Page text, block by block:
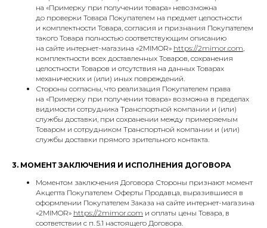
на «Примерку при получении товара» невозможна
до проверки Товара Покупателем на предмет целостности
и комплектности Товара, согласия и признания Покупателем
такого Товара полностью соответствующим описанию
на сайте интернет-магазина «2MIMOR» https://2mimor.com,
комплектности всех доставленных Товаров, сохранения
целостности Товаров и отсутствия на данных Товарах
механических и (или) иных повреждений.
Стороны согласны, что реализация Покупателем права
на «Примерку при получении товара» возможна в пределах
видимости сотрудника Транспортной компании и (или)
службы доставки, при сохранении между примеряемым
Товаром и сотрудником Транспортной компании и (или)
службы доставки прямого зрительного контакта.
3. МОМЕНТ ЗАКЛЮЧЕНИЯ И ИСПОЛНЕНИЯ ДОГОВОРА
Моментом заключения Договора Стороны признают момент
Акцепта Покупателем Оферты Продавца, выразившиеся в
оформлении Покупателем Заказа на сайте интернет-магазина
«2MIMOR» https://2mimor.com и оплаты цены Товара, в
соответствии с п. 5.1 настоящего Договора.